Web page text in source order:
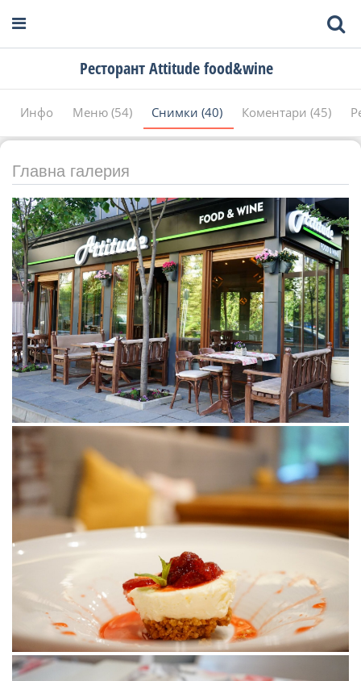
Ресторант Attitude food&wine
Инфо Меню (54) Снимки (40) Коментари (45)
Главна галерия